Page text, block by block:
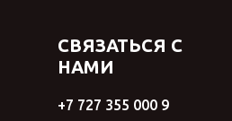
СВЯЗАТЬСЯ С
НАМИ
+7 727 355 000 9